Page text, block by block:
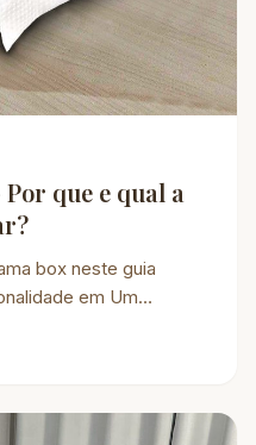
que e qual a
box neste guia
em Um…